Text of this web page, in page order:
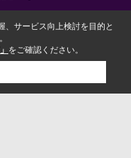
、サービス向上検討を目的と
をご確認ください。